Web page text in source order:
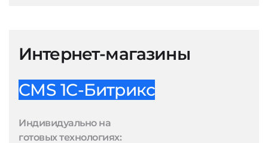
Интернет-магазины
CMS 1С-Битрикс
Индивидуально на
готовых технологиях: